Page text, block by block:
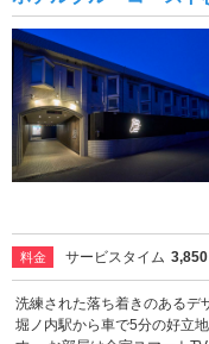
料金 サービスタイム 3,850
洗練された落ち着きのあるデ
堀ノ内駅から車で5分の好立